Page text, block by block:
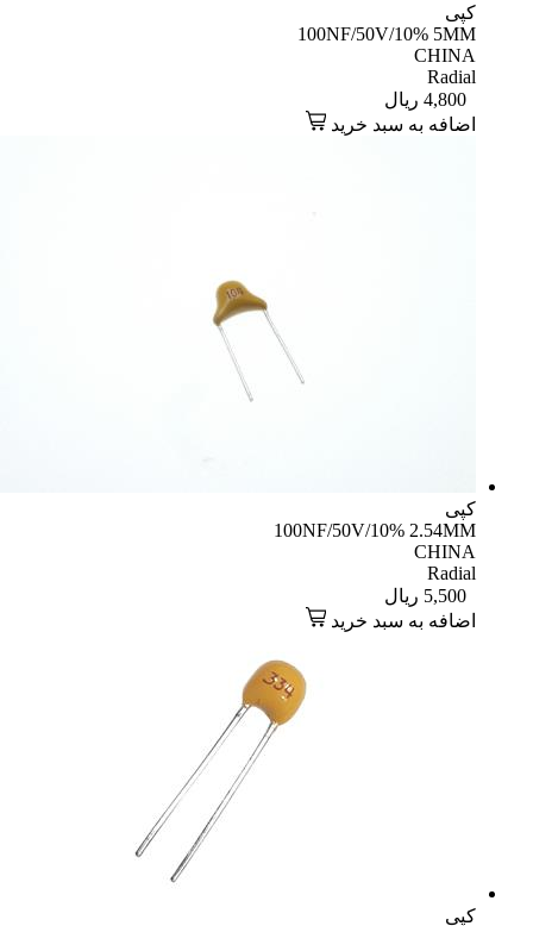
کپی
100NF/50V/10% 5MM
CHINA
Radial
4,800 ریال
اضافه به سبد خرید
کپی
100NF/50V/10% 2.54MM
CHINA
Radial
5,500 ریال
اضافه به سبد خرید
کپی